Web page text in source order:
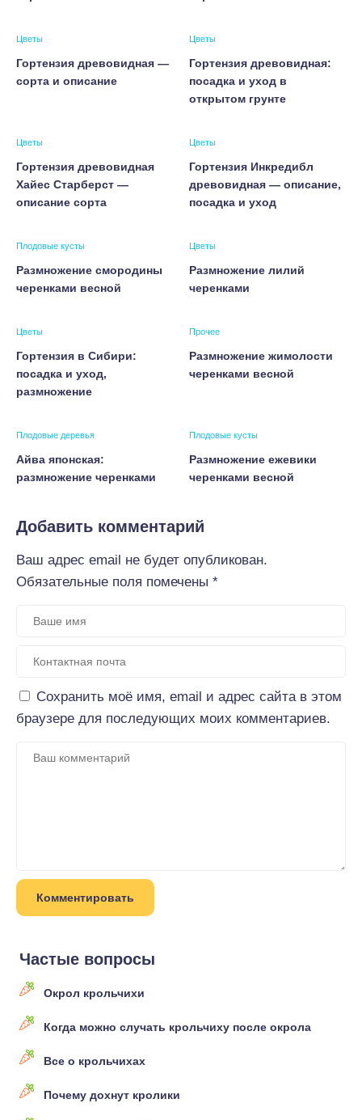
Цветы
Гортензия древовидная —
сорта и описание
Цветы
Гортензия древовидная:
посадка и уход в
открытом грунте
Цветы
Гортензия древовидная
Хайес Старберст —
описание сорта
Цветы
Гортензия Инкредибл
древовидная — описание,
посадка и уход
Плодовые кусты
Размножение смородины
черенками весной
Цветы
Размножение лилий
черенками
Цветы
Гортензия в Сибири:
посадка и уход,
размножение
Прочее
Размножение жимолости
черенками весной
Плодовые деревья
Айва японская:
размножение черенками
Плодовые кусты
Размножение ежевики
черенками весной
Добавить комментарий
Ваш адрес email не будет опубликован.
Обязательные поля помечены *
Сохранить моё имя, email и адрес сайта в этом
браузере для последующих моих комментариев.
Частые вопросы
Окрол крольчихи
Когда можно случать крольчиху после окрола
Все о крольчихах
Почему дохнут кролики